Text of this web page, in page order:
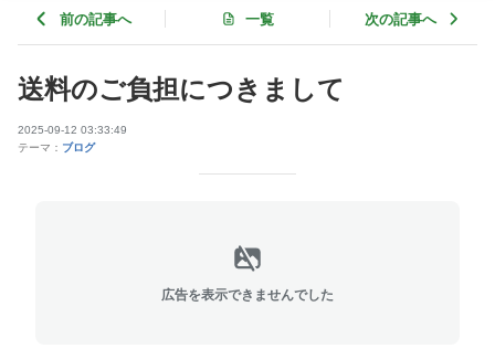
前の記事へ 一覧 次の記事へ
送料のご負担につきまして
2025-09-12 03:33:49
テーマ： ブログ
広告を表示できませんでした